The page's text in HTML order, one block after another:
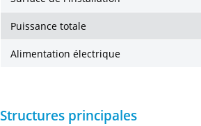
Puissance totale
Alimentation électrique
Structures principales